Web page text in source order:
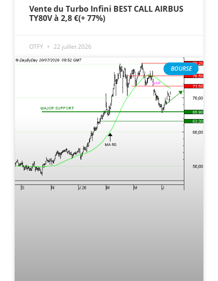
Vente du Turbo Infini BEST CALL AIRBUS
TY80V à 2,8 €(+ 77%)
OTFY 22 juillet 2026
BOURSE